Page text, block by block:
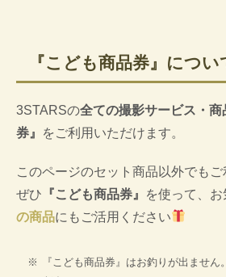
『こども商品券』につい
3STARSの全ての撮影サービス・商
券』
をご利用いただけます。
このページのセット商品以外でもご
ぜひ 『こども商品券』 を使って、
の商品にもご活用ください
『こども商品券』はお釣りが出ません